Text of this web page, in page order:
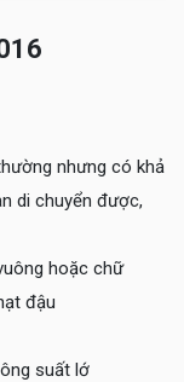
nhưng có khả
di chuyển được,
hoặc chữ
đậu
suất lớ